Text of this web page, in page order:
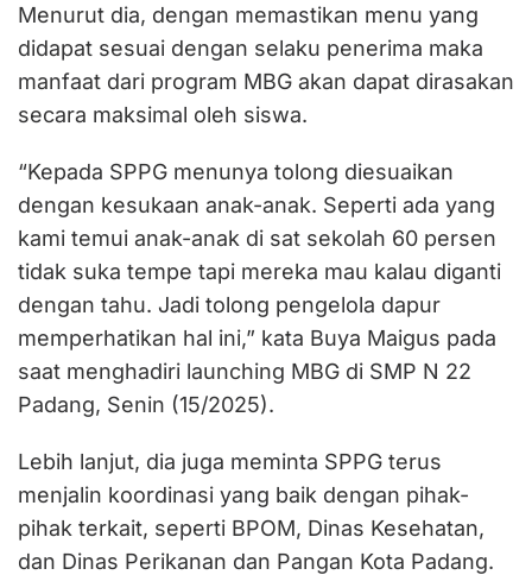
Menurut dia, dengan memastikan menu yang
didapat sesuai dengan selaku penerima maka
manfaat dari program MBG akan dapat dirasakan
secara maksimal oleh siswa.
“Kepada SPPG menunya tolong diesuaikan
dengan kesukaan anak-anak. Seperti ada yang
kami temui anak-anak di sat sekolah 60 persen
tidak suka tempe tapi mereka mau kalau diganti
dengan tahu. Jadi tolong pengelola dapur
memperhatikan hal ini,” kata Buya Maigus pada
saat menghadiri launching MBG di SMP N 22
Padang, Senin (15/2025).
Lebih lanjut, dia juga meminta SPPG terus
menjalin koordinasi yang baik dengan pihak-
pihak terkait, seperti BPOM, Dinas Kesehatan,
dan Dinas Perikanan dan Pangan Kota Padang.